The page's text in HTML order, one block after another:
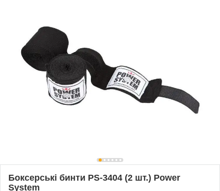
Боксерські бинти PS-3404 (2 шт.) Power
System